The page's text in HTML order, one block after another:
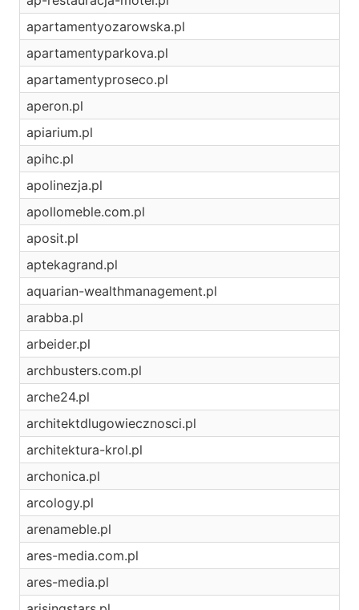
apartamentyozarowska.pl
apartamentyparkova.pl
apartamentyproseco.pl
aperon.pl
apiarium.pl
apihc.pl
apolinezja.pl
apollomeble.com.pl
aposit.pl
aptekagrand.pl
aquarian-wealthmanagement.pl
arabba.pl
arbeider.pl
archbusters.com.pl
arche24.pl
architektdlugowiecznosci.pl
architektura-krol.pl
archonica.pl
arcology.pl
arenameble.pl
ares-media.com.pl
ares-media.pl